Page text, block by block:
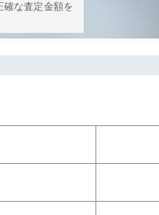
確な査定金額を